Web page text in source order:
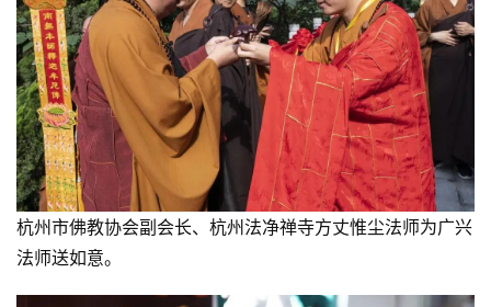
杭州市佛教协会副会长、杭州法净禅寺方丈惟尘法师为广兴
法师送如意。